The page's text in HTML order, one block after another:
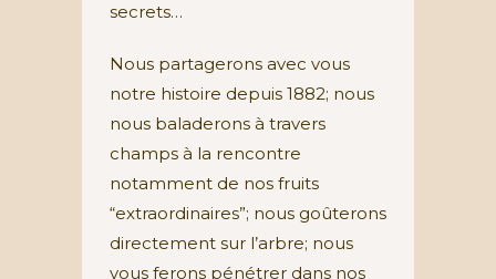
secrets…
Nous partagerons avec vous
notre histoire depuis 1882; nous
nous baladerons à travers
champs à la rencontre
notamment de nos fruits
“extraordinaires”; nous goûterons
directement sur l’arbre; nous
vous ferons pénétrer dans nos